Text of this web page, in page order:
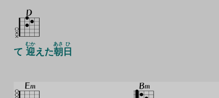
て 迎
むか
えた朝
あさ
日
ひ